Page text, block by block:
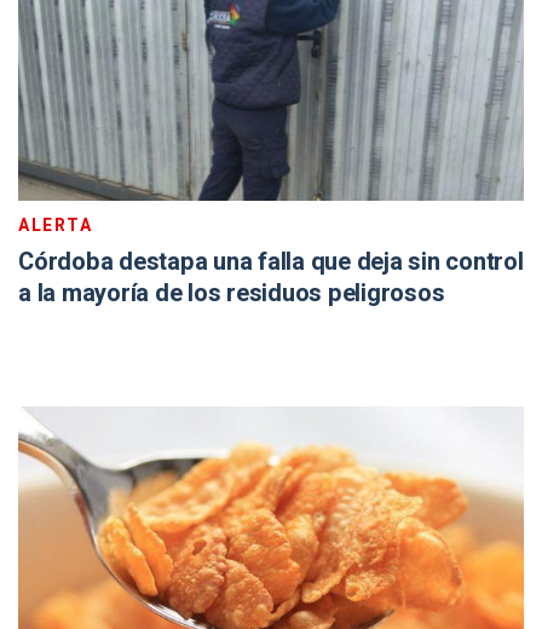
ALERTA
Córdoba destapa una falla que deja sin control
a la mayoría de los residuos peligrosos